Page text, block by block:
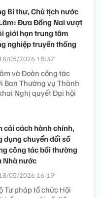
Bí thư, Chủ tịch nước
Đưa Đồng Nai vượt
giới hạn trung tâm
nghiệp truyền thống
05/2026 18:32’
và Đoàn công tác
Ban Thường vụ Thành
Nghị quyết Đại hội
cải cách hành chính,
dụng chuyển đổi số
công tác bồi thường
Nhà nước
05/2026 16:19’
Tư pháp tổ chức Hội